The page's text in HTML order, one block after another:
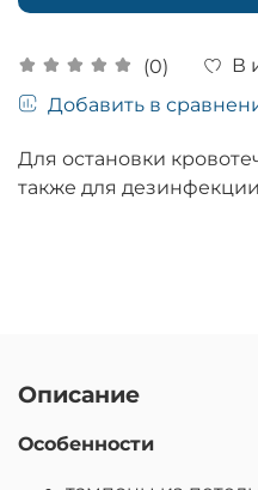
(0)
В
Добавить в
Для остановки
также для
Описание
Особенности